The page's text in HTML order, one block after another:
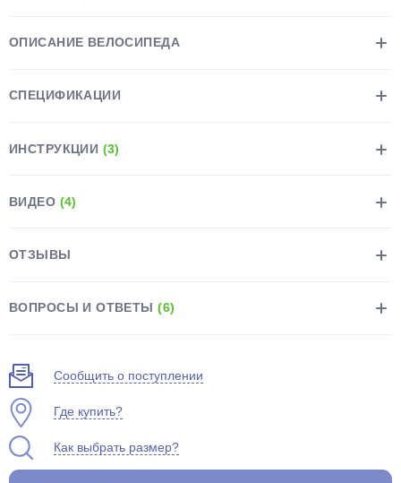
ОПИСАНИЕ ВЕЛОСИПЕДА
СПЕЦИФИКАЦИИ
ИНСТРУКЦИИ (3)
ВИДЕО (4)
ОТЗЫВЫ
ВОПРОСЫ И ОТВЕТЫ(6)
Сообщить о поступлении
Где купить?
Как выбрать размер?